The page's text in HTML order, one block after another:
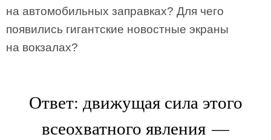
на автомобильных заправках? Для чего
появились гигантские новостные экраны
на вокзалах?
Ответ: движущая сила этого
всеохватного явления —